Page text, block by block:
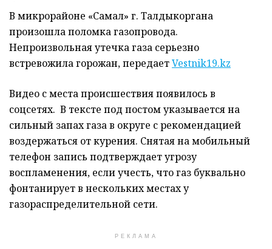
В микрорайоне «Самал» г. Талдыкоргана
произошла поломка газопровода.
Непроизвольная утечка газа серьезно
встревожила горожан, передаетVestnik19.kz
Видео с места происшествия появилось в
соцсетях. В тексте под постом указывается на
сильный запах газа в округе с рекомендацией
воздержаться от курения. Снятая на мобильный
телефон запись подтверждает угрозу
воспламенения, если учесть, что газ буквально
фонтанирует в нескольких местах у
газораспределительной сети.
РЕКЛАМА